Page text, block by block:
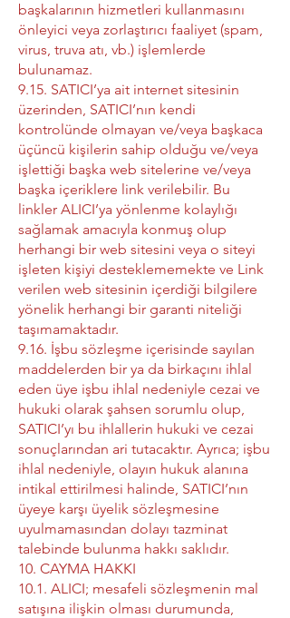
başkalarının hizmetleri kullanmasını
önleyici veya zorlaştırıcı faaliyet (spam,
virus, truva atı, vb.) işlemlerde
bulunamaz.
9.15. SATICI’ya ait internet sitesinin
üzerinden, SATICI’nın kendi
kontrolünde olmayan ve/veya başkaca
üçüncü kişilerin sahip olduğu ve/veya
işlettiği başka web sitelerine ve/veya
başka içeriklere link verilebilir. Bu
linkler ALICI’ya yönlenme kolaylığı
sağlamak amacıyla konmuş olup
herhangi bir web sitesini veya o siteyi
işleten kişiyi desteklememekte ve Link
verilen web sitesinin içerdiği bilgilere
yönelik herhangi bir garanti niteliği
taşımamaktadır.
9.16. İşbu sözleşme içerisinde sayılan
maddelerden bir ya da birkaçını ihlal
eden üye işbu ihlal nedeniyle cezai ve
hukuki olarak şahsen sorumlu olup,
SATICI’yı bu ihlallerin hukuki ve cezai
sonuçlarından ari tutacaktır. Ayrıca; işbu
ihlal nedeniyle, olayın hukuk alanına
intikal ettirilmesi halinde, SATICI’nın
üyeye karşı üyelik sözleşmesine
uyulmamasından dolayı tazminat
talebinde bulunma hakkı saklıdır.
10. CAYMA HAKKI
10.1. ALICI; mesafeli sözleşmenin mal
satışına ilişkin olması durumunda,